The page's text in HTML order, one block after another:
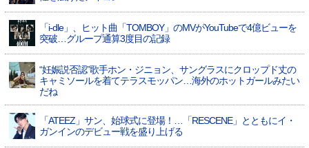
「i-dle」、ヒット曲「TOMBOY」のMVがYouTubeで4億ビューを
突破…グループ通算3度目の記録
“妊娠説否認”歌手ホン・ジニョン、サングラスにクロップド丈の
キャミソールを着てテラスモッパン…海外のホットガールみたい
だね
「ATEEZ」サン、始球式に登場！…「RESCENE」とともにイ・
ガンインのデビュー戦を盛り上げる